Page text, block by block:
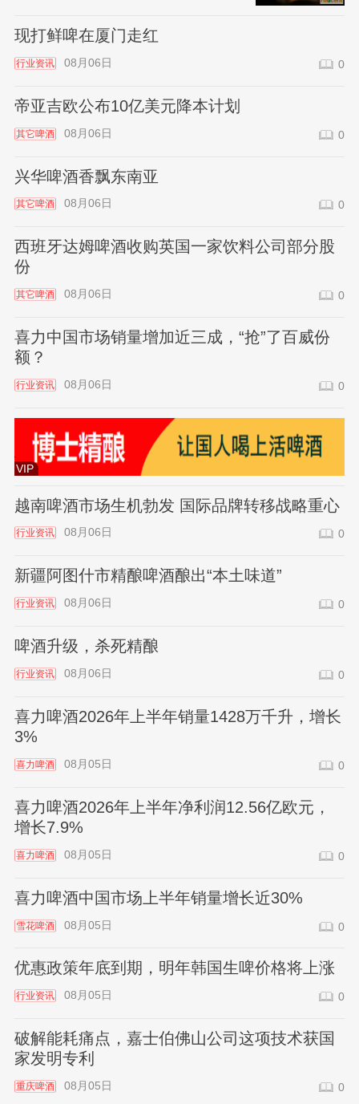
现打鲜啤在厦门走红
行业资讯 08月06日 0
帝亚吉欧公布10亿美元降本计划
其它啤酒 08月06日 0
兴华啤酒香飘东南亚
其它啤酒 08月06日 0
西班牙达姆啤酒收购英国一家饮料公司部分股
份
其它啤酒 08月06日 0
喜力中国市场销量增加近三成，“抢”了百威份
额？
行业资讯 08月06日 0
VIP
越南啤酒市场生机勃发 国际品牌转移战略重心
行业资讯 08月06日 0
新疆阿图什市精酿啤酒酿出“本土味道”
行业资讯 08月06日 0
啤酒升级，杀死精酿
行业资讯 08月06日 0
喜力啤酒2026年上半年销量1428万千升，增长
3%
喜力啤酒 08月05日 0
喜力啤酒2026年上半年净利润12.56亿欧元，
增长7.9%
喜力啤酒 08月05日 0
喜力啤酒中国市场上半年销量增长近30%
雪花啤酒 08月05日 0
优惠政策年底到期，明年韩国生啤价格将上涨
行业资讯 08月05日 0
破解能耗痛点，嘉士伯佛山公司这项技术获国
家发明专利
重庆啤酒 08月05日 0